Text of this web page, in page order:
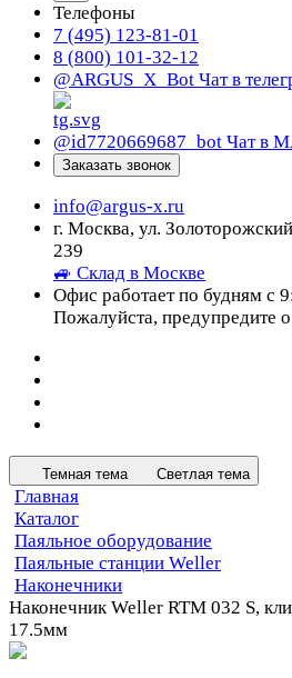
Телефоны
7 (495) 123-81-01
8 (800) 101-32-12
@ARGUS_X_Bot Чат в
@id7720669687_bot Чат в
Заказать звонок
info@argus-x.ru
г. Москва, ул.
239
🚙 Склад в Москве
Офис работает по будням с
Пожалуйста, предупредите о
Темная тема Светлая тема
Главная
Каталог
Паяльное оборудование
Паяльные станции Weller
Наконечники
Наконечник Weller RTM 032 S,
17.5мм